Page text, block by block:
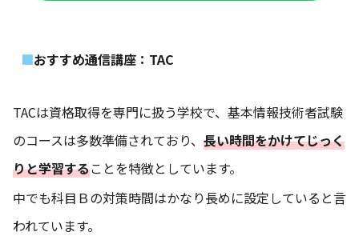
おすすめ通信講座：TAC
TACは資格取得を専門に扱う学校で、基本情報技術者試験
のコースは多数準備されており、 長い時間をかけてじっく
りと学習することを特徴としています。
中でも科目Ｂの対策時間はかなり長めに設定していると言
われています。